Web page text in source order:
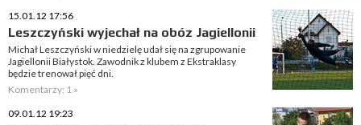
15.01.12 17:56
Leszczyński wyjechał na obóz Jagiellonii
Michał Leszczyński w niedzielę udał się na zgrupowanie
Jagiellonii Białystok. Zawodnik z klubem z Ekstraklasy
będzie trenował pięć dni.
Komentarzy: 1 »
09.01.12 19:23